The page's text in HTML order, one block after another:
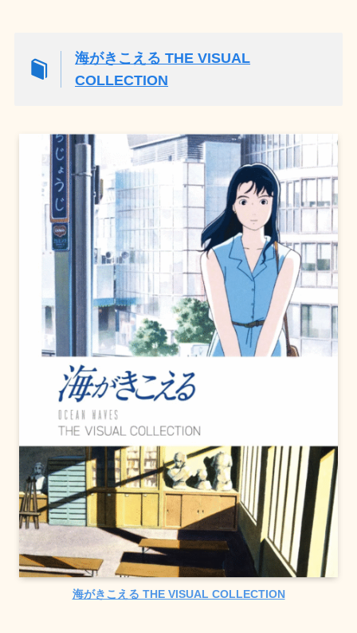
海がきこえる THE VISUAL
COLLECTION
海がきこえる THE VISUAL COLLECTION